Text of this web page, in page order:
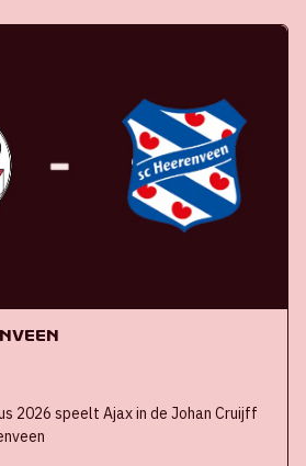
2026 speelt Ajax in de Johan Cruijff